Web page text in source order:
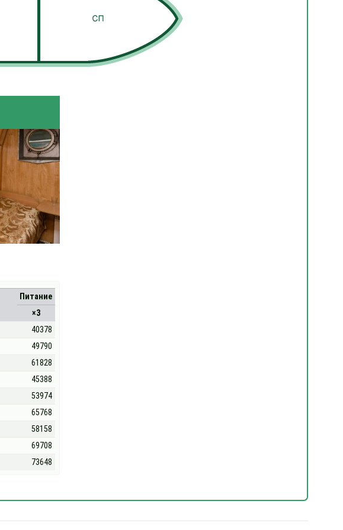
Питание
×3
40378
49790
61828
45388
53974
65768
58158
69708
73648